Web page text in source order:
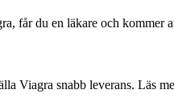
får du en läkare och kommer
Viagra snabb leverans. Läs